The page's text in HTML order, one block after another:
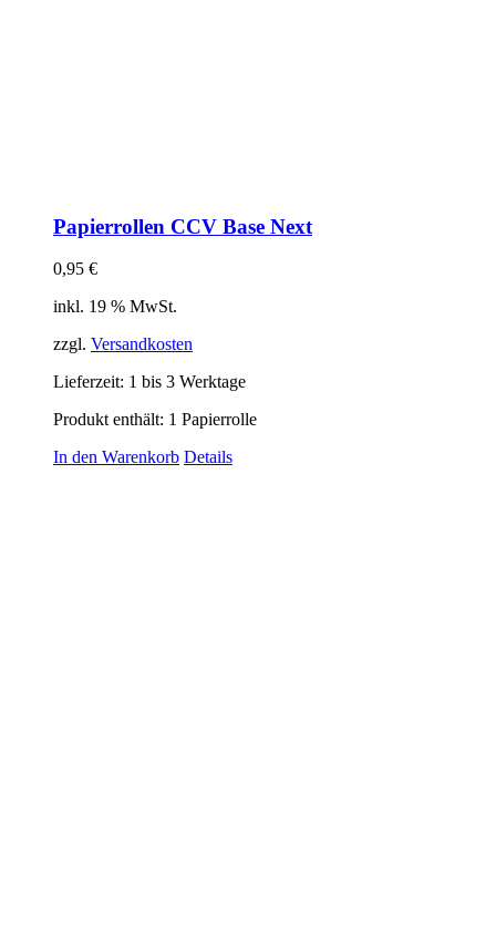
Papierrollen CCV Base Next
0,95 €
inkl. 19 % MwSt.
zzgl. Versandkosten
Lieferzeit: 1 bis 3 Werktage
Produkt enthält: 1 Papierrolle
In den Warenkorb Details